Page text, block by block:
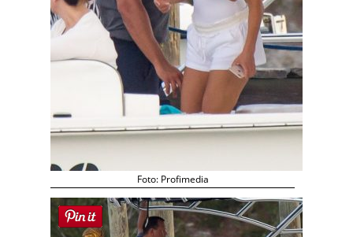
Foto: Profimedia